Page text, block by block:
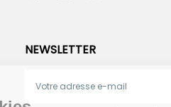
NEWSLETTER